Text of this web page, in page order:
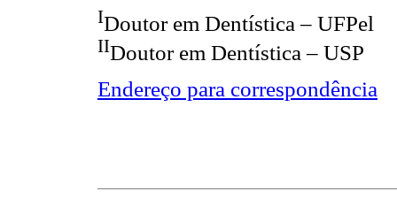
IDoutor em Dentística – UFPel
IIDoutor em Dentística – USP
Endereço para correspondência